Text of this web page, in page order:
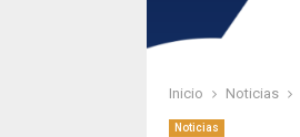
Inicio Noticias
Noticias